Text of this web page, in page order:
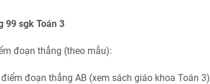
99 sgk Toán 3
đoạn thẳng (theo mẫu):
đoạn thẳng AB (xem sách giáo khoa Toán 3)